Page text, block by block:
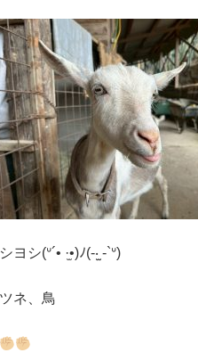
シ(ᐡ´• ·̫•)ﾉ(-‧̫ -`ᐡ)
ネ、鳥